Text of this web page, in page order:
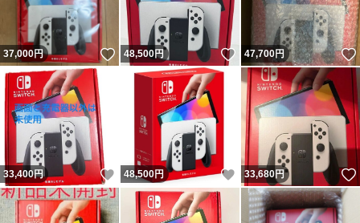
37,000円 いいね！
48,500円 いいね！
47,700円
33,400円 いいね！
48,500円 いいね！
33,680円